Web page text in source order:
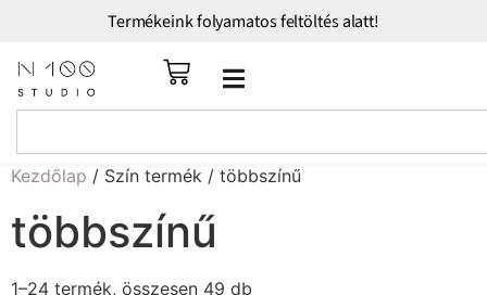
Termékeink folyamatos feltöltés alatt!
Kezdőlap / Szín termék / többszínű
többszínű
1–24 termék, összesen 49 db